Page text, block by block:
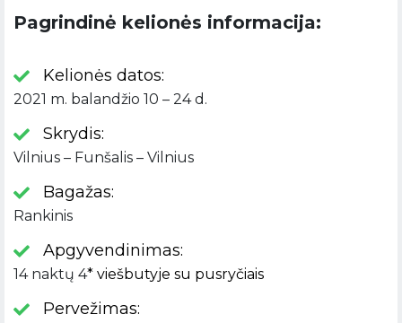
Pagrindinė kelionės informacija:
Kelionės datos:
2021 m. balandžio 10 – 24 d.
Skrydis:
Vilnius – Funšalis – Vilnius
Bagažas:
Rankinis
Apgyvendinimas:
14 naktų 4* viešbutyje su pusryčiais
Pervežimas: